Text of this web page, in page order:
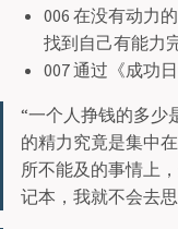
006 在没有动力
找到自己有能力
007 通过《成功
“一个人挣钱的多少
的精力究竟是集中
所不能及的事情上
记本，我就不会去